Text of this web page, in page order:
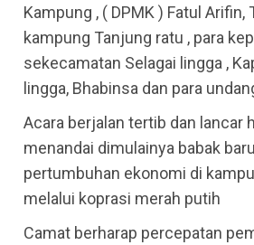
Kampung , ( DPMK ) Fatul
kampung Tanjung ratu , para
sekecamatan Selagai lingga ,
lingga, Bhabinsa dan para
Acara berjalan tertib dan lancar
menandai dimulainya babak
pertumbuhan ekonomi di
melalui koprasi merah putih
Camat berharap percepatan